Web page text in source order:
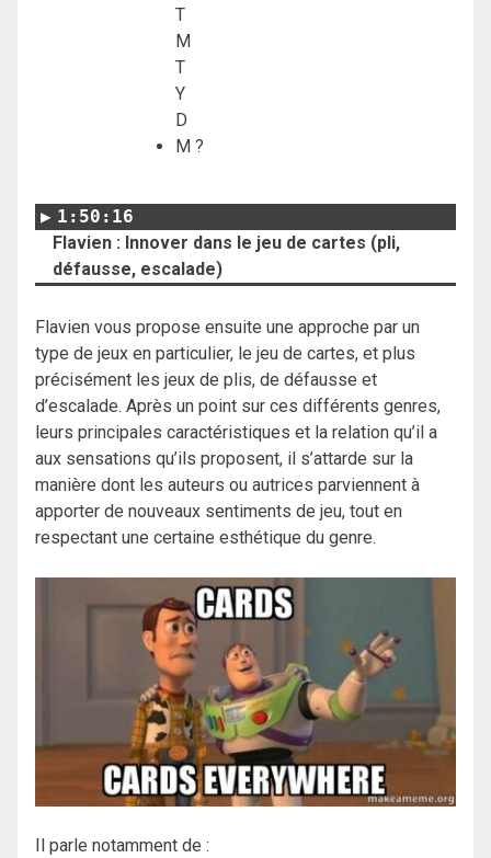
T
M
T
Y
D
M ?
1:50:16
Flavien : Innover dans le jeu de cartes (pli,
défausse, escalade)
Flavien vous propose ensuite une approche par un
type de jeux en particulier, le jeu de cartes, et plus
précisément les jeux de plis, de défausse et
d’escalade. Après un point sur ces différents genres,
leurs principales caractéristiques et la relation qu’il a
aux sensations qu’ils proposent, il s’attarde sur la
manière dont les auteurs ou autrices parviennent à
apporter de nouveaux sentiments de jeu, tout en
respectant une certaine esthétique du genre.
Il parle notamment de :